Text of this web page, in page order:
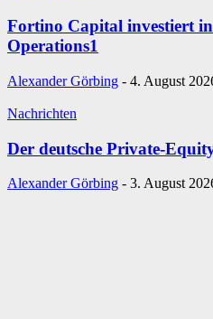
Fortino Capital investiert
Operations1
Alexander Görbing - 4. August
Nachrichten
Der deutsche Private-
Alexander Görbing - 3. August